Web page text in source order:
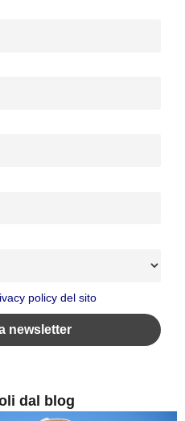
policy del sito
dal blog